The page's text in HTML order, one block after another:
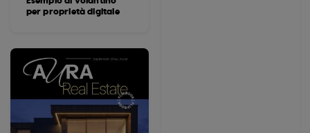
per proprietà digitale